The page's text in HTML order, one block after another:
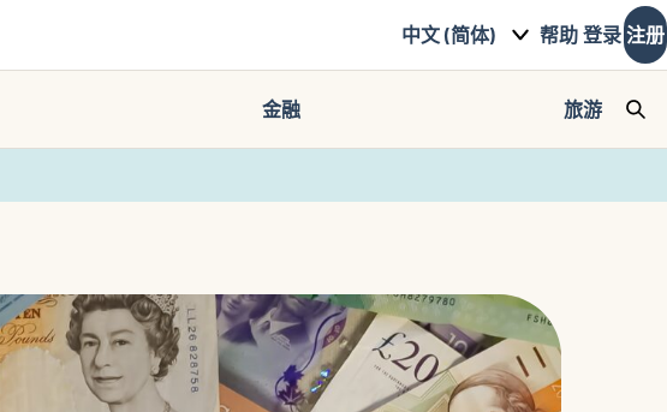
中文 (简体) 帮助 登录 注册
金融 旅游